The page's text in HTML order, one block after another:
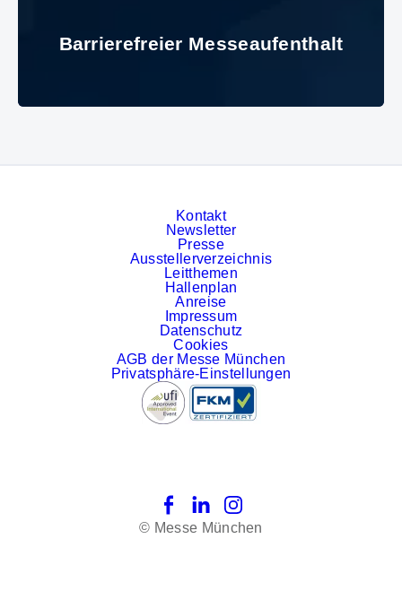
Barrierefreier Messeaufenthalt
Kontakt
Newsletter
Presse
Ausstellerverzeichnis
Leitthemen
Hallenplan
Anreise
Impressum
Datenschutz
Cookies
AGB der Messe München
Privatsphäre-Einstellungen
FacebookLinkedInInstagram
© Messe München